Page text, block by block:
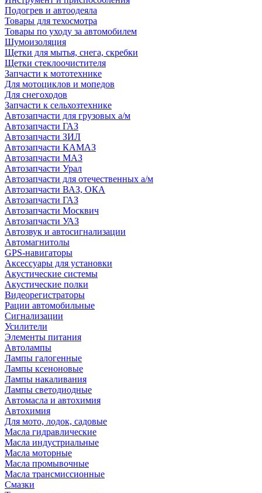
Подогрев и автоодеяла
Товары для техосмотра
Товары по уходу за автомобилем
Шумоизоляция
Щетки для мытья, снега, скребки
Щетки стеклоочистителя
Запчасти к мототехнике
Для мотоциклов и мопедов
Для снегоходов
Запчасти к сельхозтехнике
Автозапчасти для грузовых а/м
Автозапчасти ГАЗ
Автозапчасти ЗИЛ
Автозапчасти КАМАЗ
Автозапчасти МАЗ
Автозапчасти Урал
Автозапчасти для отечественных а/м
Автозапчасти ВАЗ, ОКА
Автозапчасти ГАЗ
Автозапчасти Москвич
Автозапчасти УАЗ
Автозвук и автосигнализации
Автомагнитолы
GPS-навигаторы
Аксессуары для установки
Акустические системы
Акустические полки
Видеорегистраторы
Рации автомобильные
Сигнализации
Усилители
Элементы питания
Автолампы
Лампы галогенные
Лампы ксеноновые
Лампы накаливания
Лампы светодиодные
Автомасла и автохимия
Автохимия
Для мото, лодок, садовые
Масла гидравлические
Масла индустриальные
Масла моторные
Масла промывочные
Масла трансмиссионные
Смазки